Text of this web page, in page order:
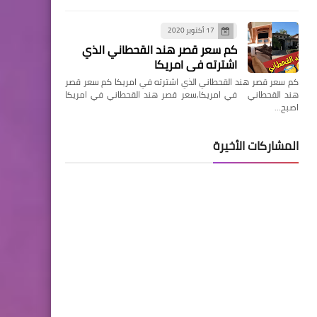
17 أكتوبر 2020
كم سعر قصر هند القحطاني الذي
اشترته في امريكا
كم سعر قصر هند القحطاني الذي اشترته في امريكا كم سعر قصر
هند القحطاني في امريكا,سعر قصر هند القحطاني في امريكا
اصبح…
المشاركات الأخيرة